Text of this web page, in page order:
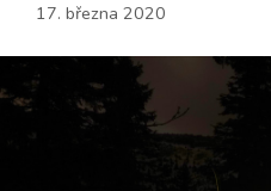
17. března 2020